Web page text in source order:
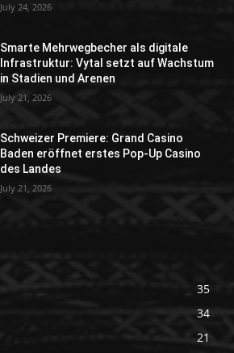
July 24, 2026
Smarte Mehrwegbecher als digitale
Infrastruktur: Vytal setzt auf Wachstum
in Stadien und Arenen
July 21, 2026
Schweizer Premiere: Grand Casino
Baden eröffnet erstes Pop-Up Casino
des Landes
July 21, 2026
35
34
21